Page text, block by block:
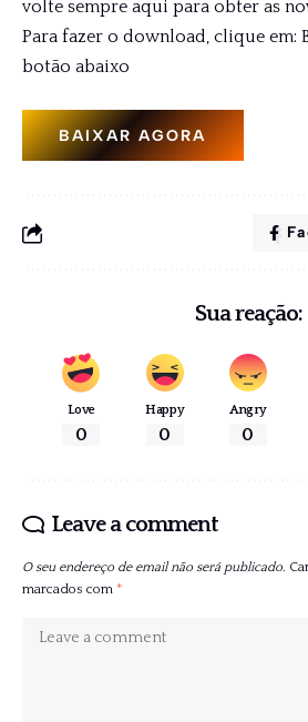
volte sempre aqui para obter as
Para fazer o download, clique em:
botão abaixo
BAIXAR AGORA
Sua reação:
Love
0
Happy
0
Angry
0
Leave a comment
O seu endereço de email não será publicado.
marcados com *